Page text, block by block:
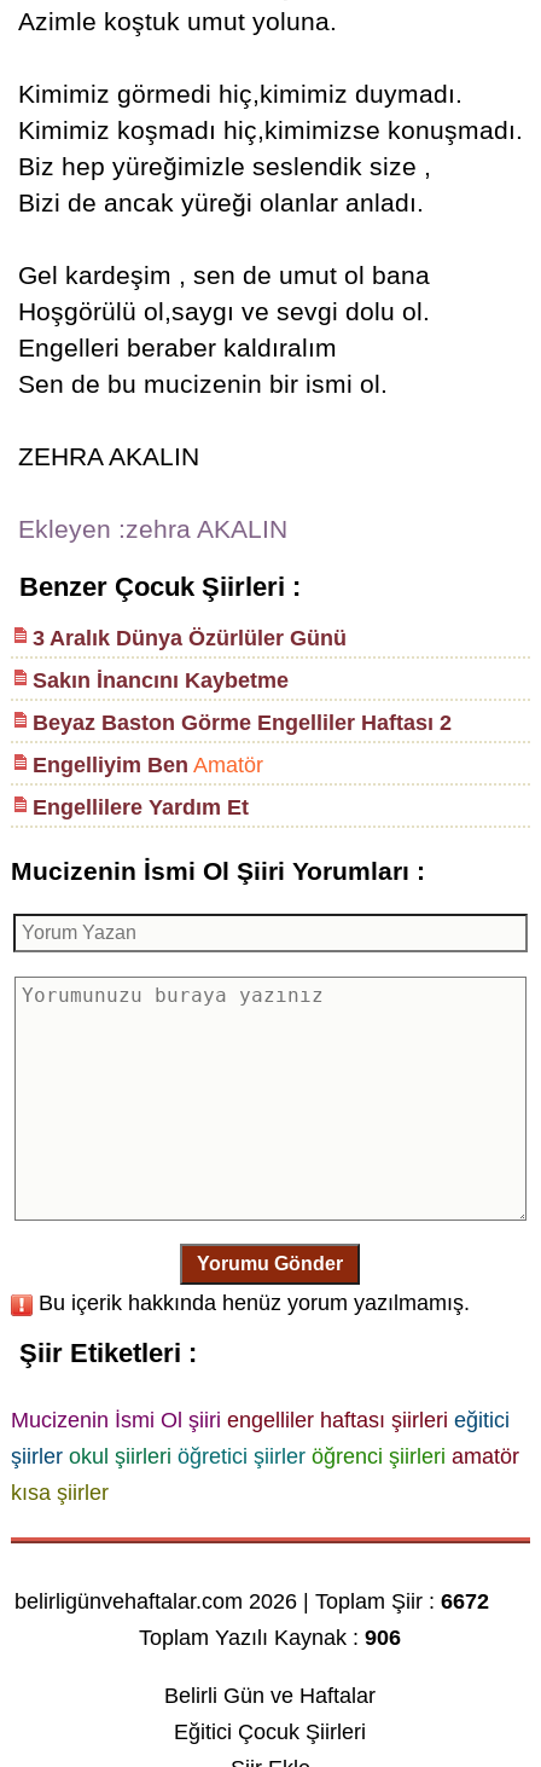
Azimle koştuk umut yoluna.
Kimimiz görmedi hiç,kimimiz duymadı.
Kimimiz koşmadı hiç,kimimizse konuşmadı.
Biz hep yüreğimizle seslendik size ,
Bizi de ancak yüreği olanlar anladı.
Gel kardeşim , sen de umut ol bana
Hoşgörülü ol,saygı ve sevgi dolu ol.
Engelleri beraber kaldıralım
Sen de bu mucizenin bir ismi ol.
ZEHRA AKALIN
Ekleyen :zehra AKALIN
Benzer Çocuk Şiirleri :
3 Aralık Dünya Özürlüler Günü
Sakın İnancını Kaybetme
Beyaz Baston Görme Engelliler Haftası 2
Engelliyim Ben Amatör
Engellilere Yardım Et
Mucizenin İsmi Ol Şiiri Yorumları :
Yorumu Gönder
Bu içerik hakkında henüz yorum yazılmamış.
Şiir Etiketleri :
Mucizenin İsmi Ol şiiri engelliler haftası şiirleri eğitici
şiirler okul şiirleri öğretici şiirler öğrenci şiirleri amatör
kısa şiirler
belirligünvehaftalar.com 2026 | Toplam Şiir :6672
Toplam Yazılı Kaynak :906
Belirli Gün ve Haftalar
Eğitici Çocuk Şiirleri